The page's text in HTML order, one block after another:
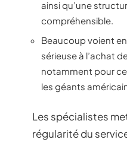
ainsi qu’une
compréhensible.
Beaucoup voient
sérieuse à l’achat
notamment pour
les géants
Les spécialistes
régularité du